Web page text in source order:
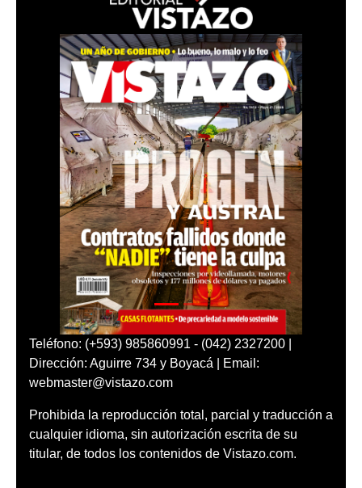
Teléfono: (+593) 985860991 - (042) 2327200 |
Dirección: Aguirre 734 y Boyacá | Email:
webmaster@vistazo.com
Prohibida la reproducción total, parcial y traducción a
cualquier idioma, sin autorización escrita de su
titular, de todos los contenidos de Vistazo.com.